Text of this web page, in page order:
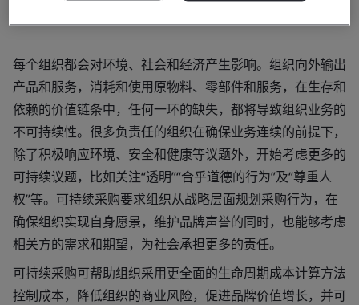
每个组织都会对环境、社会和经济产生影响。组织向外输出
产品和服务，消耗和使用原物料、零部件和服务，在生存和
依赖的价值链条中，任何一环的缺失，都将导致组织业务的
不可持续性。很多负责任的组织在确保业务连续的前提下，
除了积极响应环境、安全和健康等议题外，开始考虑更多的
可持续议题，比如关注“透明”“合乎道德的行为”及“尊重人
权”等。可持续采购要求组织从战略层面规划采购行为，在
确保组织实现自身愿景，维护品牌声誉的同时，也能够考虑
相关方的需求和期望，为社会承担更多的责任。
可持续采购可帮助组织采用更全面的生命周期成本计算方法
控制成本，降低组织的商业风险，促进品牌价值增长，并可